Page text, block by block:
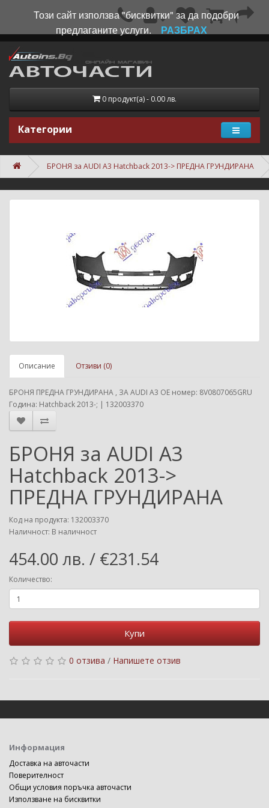
0 продукт(а) - 0.00 лв.
Категории
БРОНЯ за AUDI A3 Hatchback 2013-> ПРЕДНА ГРУНДИРАНА
Описание Отзиви (0)
БРОНЯ ПРЕДНА ГРУНДИРАНА , ЗА AUDI A3 ОЕ номер: 8V0807065GRU
Година: Hatchback 2013-; | 132003370
БРОНЯ за AUDI A3
Hatchback 2013->
ПРЕДНА ГРУНДИРАНА
Код на продукта: 132003370
Наличност: В наличност
454.00 лв. / €231.54
Количество:
Купи
0 отзива / Напишете отзив
Информация
Доставка на авточасти
Поверителност
Общи условия поръчка авточасти
Използване на бисквитки
Този сайт използва "бисквитки" за да подобри
предлаганите услуги.
РАЗБРАХ